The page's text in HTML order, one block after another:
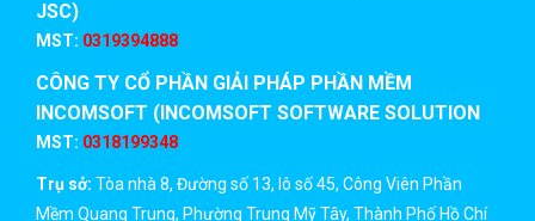
JSC)
MST: 0319394888
CÔNG TY CỔ PHẦN GIẢI PHÁP PHẦN MỀM
INCOMSOFT (INCOMSOFT SOFTWARE SOLUTION
JSC)
MST: 0318199348
Trụ sở: Tòa nhà 8, Đường số 13, lô số 45, Công Viên Phần
Mềm Quang Trung, Phường Trung Mỹ Tây, Thành Phố Hồ Chí